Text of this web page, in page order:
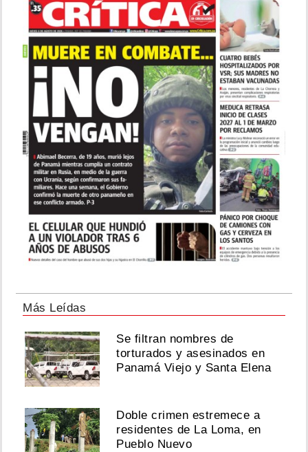
Más Leídas
Se filtran nombres de
torturados y asesinados en
Panamá Viejo y Santa Elena
Doble crimen estremece a
residentes de La Loma, en
Pueblo Nuevo